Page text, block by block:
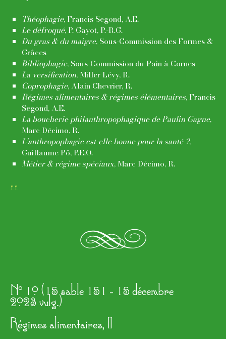
Théophagie, Francis Segond, A.E.
Le défroqué, P. Gayot, P.-R.G.
Du gras & du maigre, Sous-Commission des Formes &
Grâces
Bibliophagie, Sous-Commission du Pain à Cornes
La versification, Miller Lévy, R.
Coprophagie, Alain Chevrier, R.
Régimes alimentaires & régimes élémentaires, Francis
Segond, A.E.
La boucherie philanthropophagique de Paulin Gagne,
Marc Décimo, R.
L’anthropophagie est-elle bonne pour la santé ?,
Guillaume Pô, P.E.O.
Métier & régime spéciaux, Marc Décimo, R.
↑↑
f
No 10 (15 sable 151 - 15 décembre
2023 vulg.)
Régimes alimentaires, II